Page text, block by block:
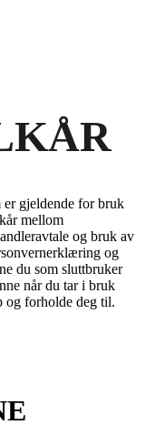
er gjeldende for bruk
mellom
og bruk av
og
du som sluttbruker
når du tar i bruk
og forholde deg til.